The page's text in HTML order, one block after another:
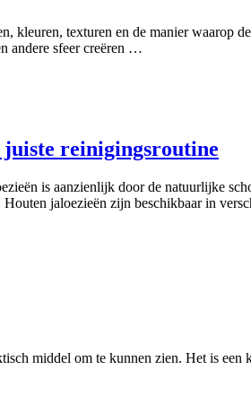
kleuren, texturen en de manier waarop
andere sfeer creëren …
juiste reinigingsroutine
is aanzienlijk door de natuurlijke
jaloezieën zijn beschikbaar in
middel om te kunnen zien. Het is een